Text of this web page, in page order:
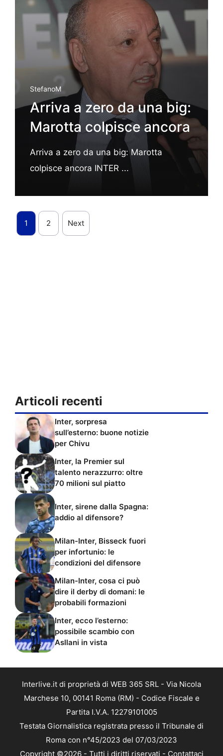
StefanoM
Arriva a zero da una big:
Marotta colpisce ancora
Arriva a zero da una big: Marotta
colpisce ancora INTER ...
1 2 Next
Articoli recenti
Inter, sorpresa
sull’esterno: buone notizie
per Chivu
Inter, la Premier sul
talento nerazzurro: oltre
70 milioni sul piatto
Inter, sirene dalla Spagna:
addio al difensore?
Milan-Inter, Bisseck fuori
per infortunio: le
condizioni del difensore
Milan-Inter, cosa ci può
dire il derby di domani: le
probabili formazioni
Inter, ecco l’esterno:
possibile scambio con
Asllani in vista
Interlive.it di proprietà di WEB 365 SRL - Via Nicola
Marchese 10, 00141 Roma (RM) - Codice Fiscale e
Partita I.V.A. 12279101005
Testata Giornalistica registrata presso il Tribunale di
Roma con n°45/2023 del 07/03/2023
Copyright ©2026 - Tutti i diritti riservati - Contattaci